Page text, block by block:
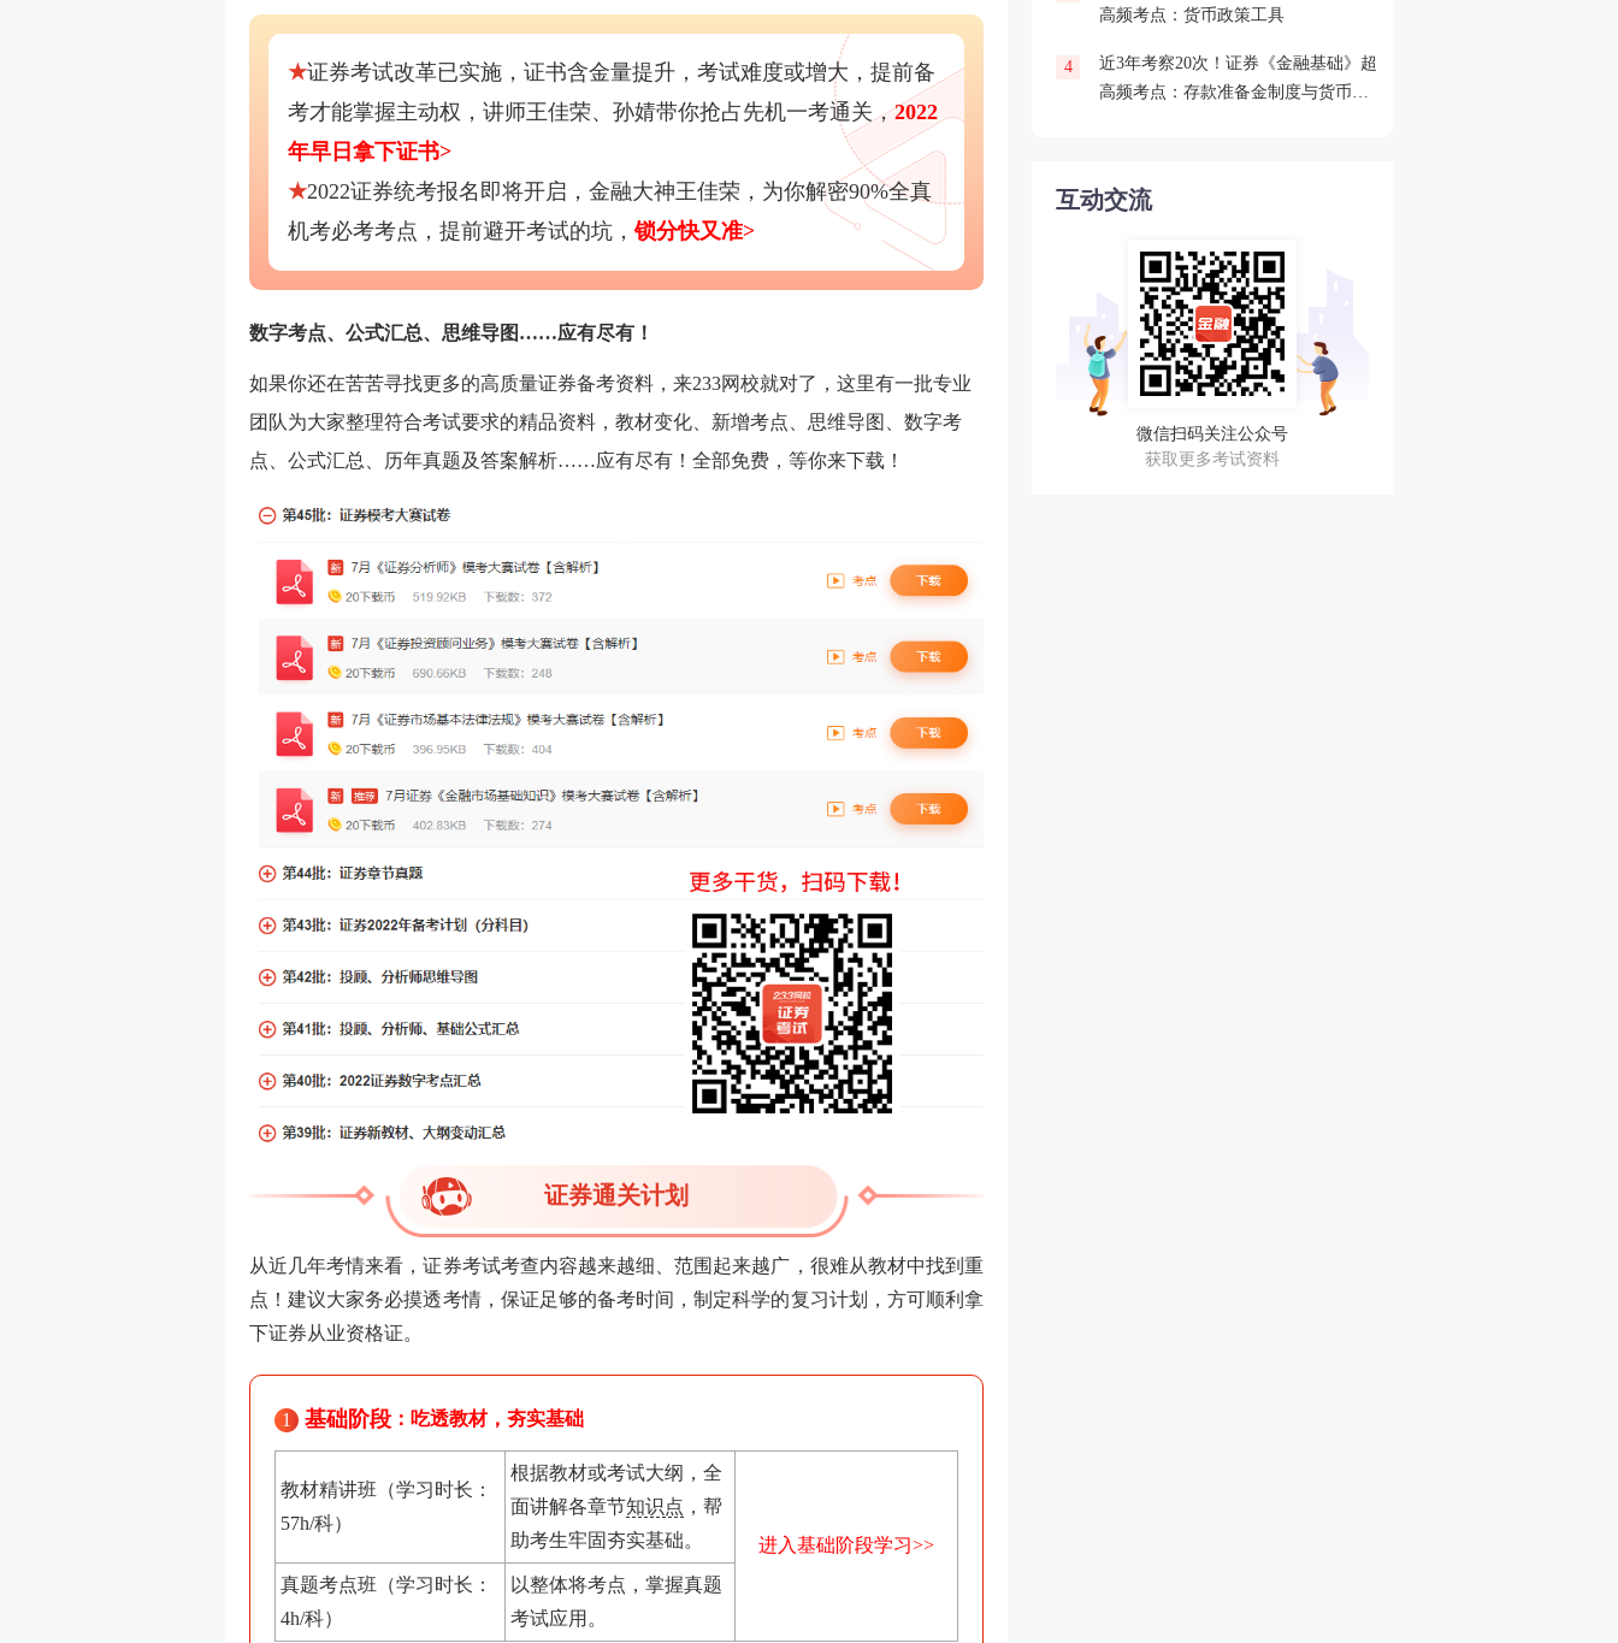
★证券考试改革已实施，证书含金量提升，考试难度或增大，提前备
考才能掌握主动权，讲师王佳荣、孙婧带你抢占先机一考通关，2022
年早日拿下证书>
★2022证券统考报名即将开启，金融大神王佳荣，为你解密90%全真
机考必考考点，提前避开考试的坑，锁分快又准>
数字考点、公式汇总、思维导图……应有尽有！
如果你还在苦苦寻找更多的高质量证券备考资料，来233网校就对了，这里有一批专业
团队为大家整理符合考试要求的精品资料，教材变化、新增考点、思维导图、数字考
点、公式汇总、历年真题及答案解析……应有尽有！全部免费，等你来下载！
证券通关计划
从近几年考情来看，证券考试考查内容越来越细、范围起来越广，很难从教材中找到重
点！建议大家务必摸透考情，保证足够的备考时间，制定科学的复习计划，方可顺利拿
下证券从业资格证。
1 基础阶段 ：吃透教材，夯实基础
教材精讲班（学习时长：
57h/科）
根据教材或考试大纲，全
面讲解各章节知识点 ，帮
助考生牢固夯实基础。
进入基础阶段学习>>
真题考点班 （学习时长：
4h/科）
以整体将考点，掌握真题
考试应用。
高频考点：货币政策工具
4
近3年考察20次！证券《金融基础》超
高频考点：存款准备金制度与货币乘
互动交流
微信扫码关注公众号
获取更多考试资料